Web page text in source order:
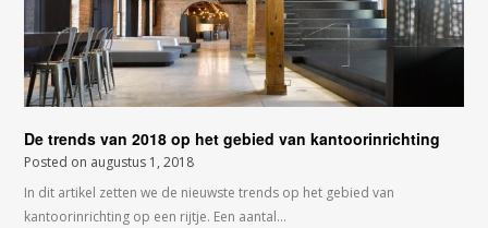
De trends van 2018 op het gebied van kantoorinrichting
Posted on augustus 1, 2018
In dit artikel zetten we de nieuwste trends op het gebied van
kantoorinrichting op een rijtje. Een aantal…